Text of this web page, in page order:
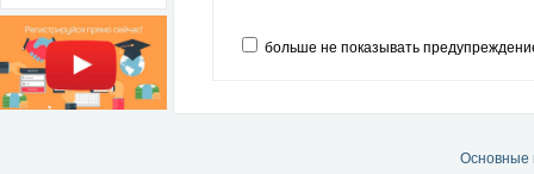
больше не показывать
Основные